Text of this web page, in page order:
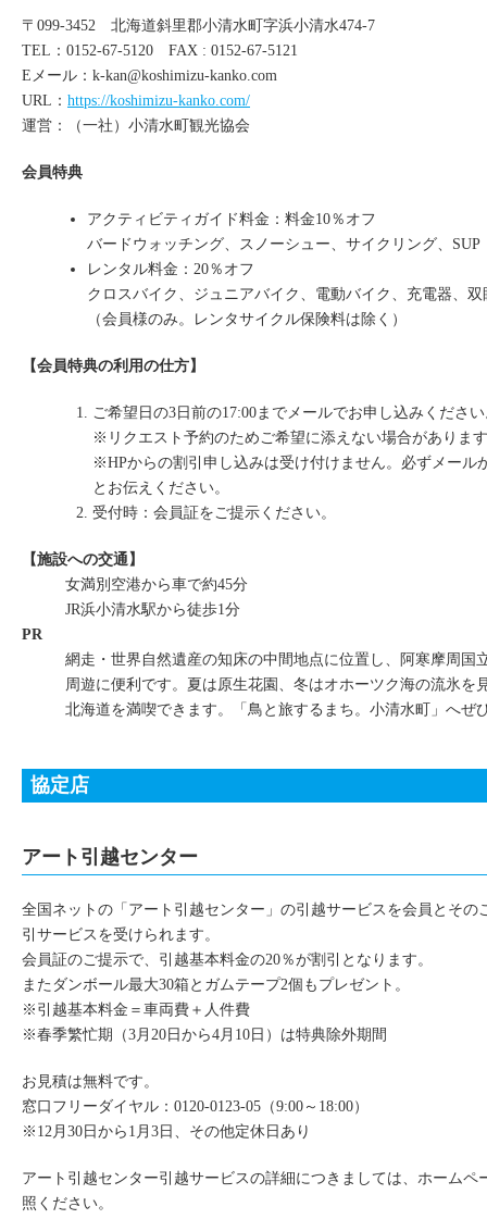
〒099-3452 北海道斜里郡小清水町字浜小清水474-7
TEL：0152-67-5120 FAX : 0152-67-5121
Eメール： k-kan@koshimizu-kanko.com
URL： https://koshimizu-kanko.com/
運営：（一社）小清水町観光協会
会員特典
アクティビティガイド料金：料金10％オフ
バードウォッチング、スノーシュー、サイクリング、
レンタル料金：20％オフ
クロスバイク、ジュニアバイク、電動バイク、充電器、
（会員様のみ。レンタサイクル保険料は除く）
【会員特典の利用の仕方】
ご希望日の3日前の17:00までメールでお申し込みくださ
※リクエスト予約のためご希望に添えない場合があります
※HPからの割引申し込みは受け付けません。必ずメー
とお伝えください。
受付時：会員証をご提示ください。
【施設への交通】
女満別空港から車で約45分
JR浜小清水駅から徒歩1分
PR
網走・世界自然遺産の知床の中間地点に位置し、阿寒摩周国
周遊に便利です。夏は原生花園、冬はオホーツク海の流氷を
北海道を満喫できます。「鳥と旅するまち。小清水町」へぜ
協定店
アート引越センター
全国ネットの「アート引越センター」の引越サービスを会員とその
引サービスを受けられます。
会員証のご提示で、引越基本料金の20％が割引となります。
またダンボール最大30箱とガムテープ2個もプレゼント。
※引越基本料金＝車両費＋人件費
※春季繁忙期（3月20日から4月10日）は特典除外期間
お見積は無料です。
窓口フリーダイヤル：0120-0123-05（9:00～18:00）
※12月30日から1月3日、その他定休日あり
アート引越センター引越サービスの詳細につきましては、ホームペ
照ください。